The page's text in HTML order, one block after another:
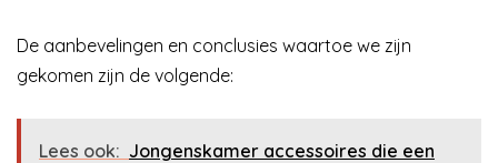
De aanbevelingen en conclusies waartoe we zijn
gekomen zijn de volgende:
Lees ook: Jongenskamer accessoires die een